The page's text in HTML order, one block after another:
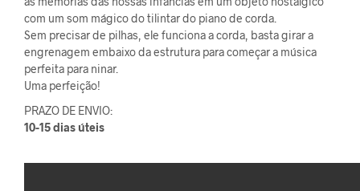
com um som mágico do tilintar do piano de corda.
Sem precisar de pilhas, ele funciona a corda, basta girar a
engrenagem embaixo da estrutura para começar a música
perfeita para ninar.
Uma perfeição!
PRAZO DE ENVIO:
10-15 dias úteis